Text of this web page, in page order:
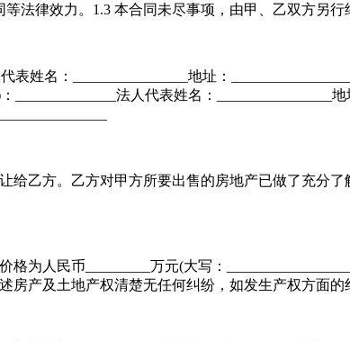
法律效力。1.3 本合同未尽事项，由甲、乙双方另行
名：________________地址：
______________法人代表姓名：________________
乙方。乙方对甲方所要出售的房地产已做了充分
人民币_________万元(大写：
房产及土地产权清楚无任何纠纷，如发生产权方面